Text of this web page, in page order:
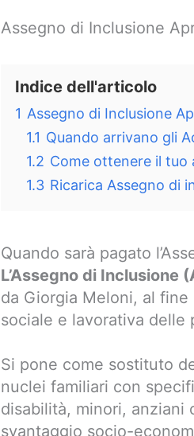
Assegno di Inclusione
Indice dell'articolo
1 Assegno di Inclusione
1.1 Quando arrivano gli
1.2 Come ottenere il tuo
1.3 Ricarica Assegno di
Quando sarà pagato
L’Assegno di Inclusione
da Giorgia Meloni, al
sociale e lavorativa delle
Si pone come sostituto
nuclei familiari con
disabilità, minori,
svantaggio socio-